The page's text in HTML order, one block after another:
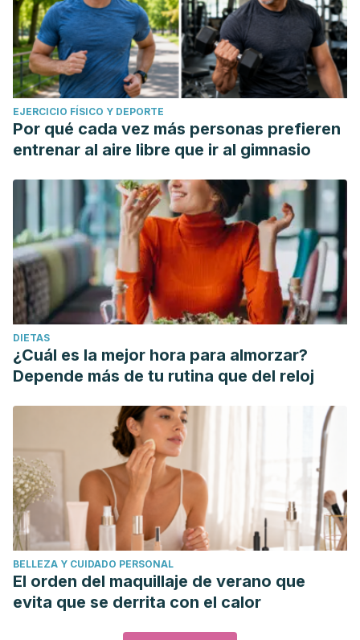
EJERCICIO FÍSICO Y DEPORTE
Por qué cada vez más personas prefieren
entrenar al aire libre que ir al gimnasio
DIETAS
¿Cuál es la mejor hora para almorzar?
Depende más de tu rutina que del reloj
BELLEZA Y CUIDADO PERSONAL
El orden del maquillaje de verano que
evita que se derrita con el calor